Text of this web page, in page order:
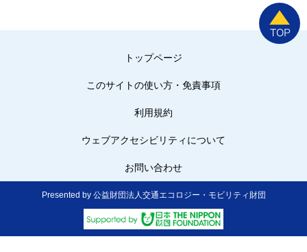
トップページ
このサイトの使い方・免責事項
利用規約
ウェブアクセシビリティについて
お問い合わせ
Presented by 公益財団法人交通エコロジー・モビリティ財団